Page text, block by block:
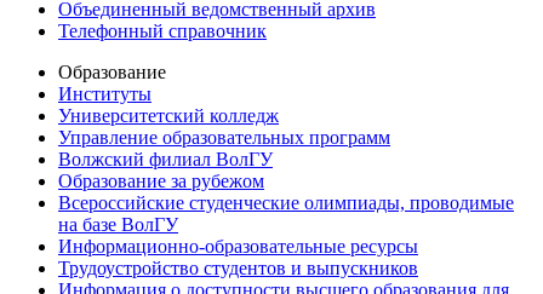
Объединенный ведомственный архив
Телефонный справочник
Образование
Институты
Университетский колледж
Управление образовательных программ
Волжский филиал ВолГУ
Образование за рубежом
Всероссийские студенческие олимпиады, проводимые
на базе ВолГУ
Информационно-образовательные ресурсы
Трудоустройство студентов и выпускников
Информация о доступности высшего образования для